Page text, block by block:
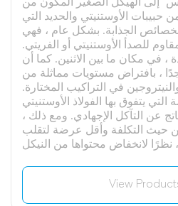
إلى الهيكل الصغير المكون من
حبيبات الأوستنيتي والحديد التي
الجذابة. بشكل عام ، فهي
للصدأ الأوستنيتي أو الفريتي.
، في مكان ما بين الاثنين. كما أن
، بافتراض مستويات مماثلة من
في التراكيب المختارة.
يتفوق بها الفولاذ الأوستنيتي
عن التآكل الإجهادي. ومع ذلك ،
حيث التكلفة وأقل عرضة لتقلب
View